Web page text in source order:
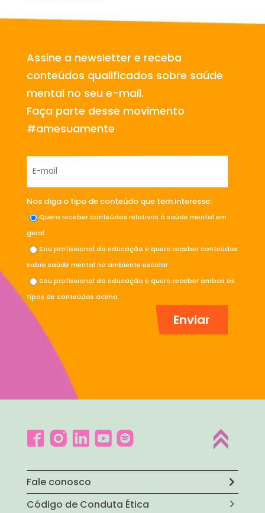
Assine a newsletter e receba
conteúdos qualificados sobre saúde
mental no seu e-mail.
Faça parte desse movimento
#amesuamente
Nos diga o tipo de conteúdo que tem interesse:
Quero receber conteúdos relativos à saúde mental em
geral.
Sou profissional da educação e quero receber conteúdos
sobre saúde mental no ambiente escolar.
Sou profissional da educação e quero receber ambos os
tipos de conteúdos acima.
Fale conosco
Código de Conduta Ética